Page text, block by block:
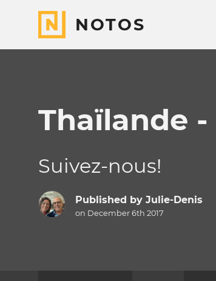
NOTOS
Thaïlande -
Suivez-nous!
Published by Julie-Denis
on December 6th 2017